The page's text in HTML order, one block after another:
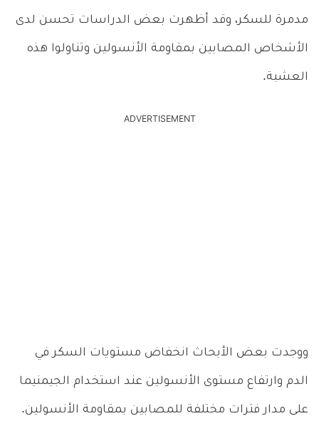
مدمرة للسكر، وقد أظهرت بعض الدراسات تحسن لدى
الأشخاص المصابين بمقاومة الأنسولين وتناولوا هذه
العشبة.
ADVERTISEMENT
ووجدت بعض الأبحاث انخفاض مستويات السكر في
الدم وارتفاع مستوى الأنسولين عند استخدام الجيمنيما
على مدار فترات مختلفة للمصابين بمقاومة الأنسولين.